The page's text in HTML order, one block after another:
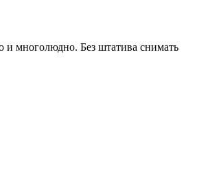
и многолюдно. Без штатива снимать